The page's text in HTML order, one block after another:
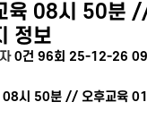
육 08시 50분
정보
0건 96회 25-12-26
08시 50분 // 오후교육 01